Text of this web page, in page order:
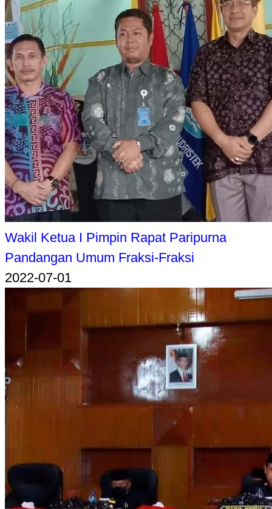
Wakil Ketua I Pimpin Rapat Paripurna
Pandangan Umum Fraksi-Fraksi
2022-07-01